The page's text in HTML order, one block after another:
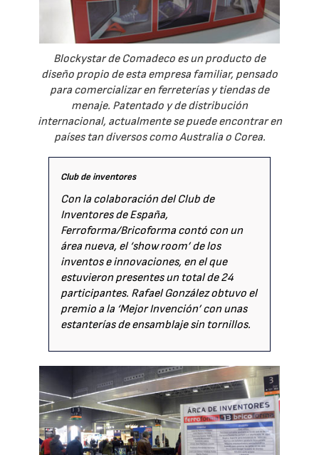
Blockystar de Comadeco es un producto de
diseño propio de esta empresa familiar, pensado
para comercializar en ferreterías y tiendas de
menaje. Patentado y de distribución
internacional, actualmente se puede encontrar en
países tan diversos como Australia o Corea.
Club de inventores
Con la colaboración del Club de
Inventores de España,
Ferroforma/Bricoforma contó con un
área nueva, el ‘show room’ de los
inventos e innovaciones, en el que
estuvieron presentes un total de 24
participantes. Rafael González obtuvo el
premio a la ‘Mejor Invención’ con unas
estanterías de ensamblaje sin tornillos.